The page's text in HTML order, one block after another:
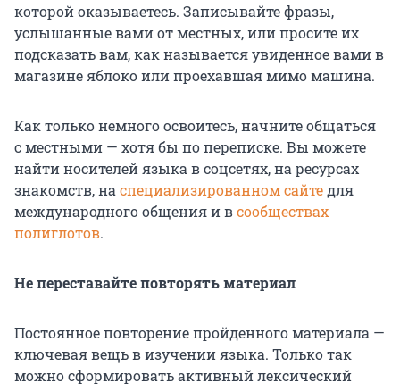
которой оказываетесь. Записывайте фразы,
услышанные вами от местных, или просите их
подсказать вам, как называется увиденное вами в
магазине яблоко или проехавшая мимо машина.
Как только немного освоитесь, начните общаться
с местными — хотя бы по переписке. Вы можете
найти носителей языка в соцсетях, на ресурсах
знакомств, на специализированном сайтедля
международного общения и всообществах
полиглотов.
Не переставайте повторять материал
Постоянное повторение пройденного материала —
ключевая вещь в изучении языка. Только так
можно сформировать активный лексический